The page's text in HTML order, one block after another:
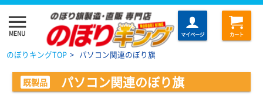
menu
MENU マイページ カート
のぼりキングTOP > パソコン関連のぼり旗
既製品 パソコン関連のぼり旗